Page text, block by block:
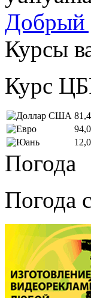
Добрый
Курсы
Курс
Погода
Погода